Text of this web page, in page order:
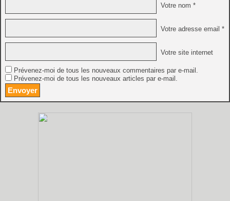
Votre nom *
Votre adresse email *
Votre site internet
Prévenez-moi de tous les nouveaux commentaires par e-mail.
Prévenez-moi de tous les nouveaux articles par e-mail.